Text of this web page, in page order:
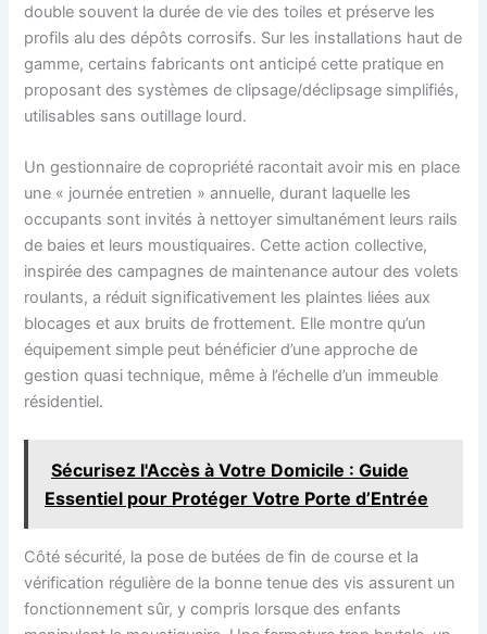
double souvent la durée de vie des toiles et préserve les
profils alu des dépôts corrosifs. Sur les installations haut de
gamme, certains fabricants ont anticipé cette pratique en
proposant des systèmes de clipsage/déclipsage simplifiés,
utilisables sans outillage lourd.
Un gestionnaire de copropriété racontait avoir mis en place
une « journée entretien » annuelle, durant laquelle les
occupants sont invités à nettoyer simultanément leurs rails
de baies et leurs moustiquaires. Cette action collective,
inspirée des campagnes de maintenance autour des volets
roulants, a réduit significativement les plaintes liées aux
blocages et aux bruits de frottement. Elle montre qu’un
équipement simple peut bénéficier d’une approche de
gestion quasi technique, même à l’échelle d’un immeuble
résidentiel.
Sécurisez l'Accès à Votre Domicile : Guide
Essentiel pour Protéger Votre Porte d’Entrée
Côté sécurité, la pose de butées de fin de course et la
vérification régulière de la bonne tenue des vis assurent un
fonctionnement sûr, y compris lorsque des enfants